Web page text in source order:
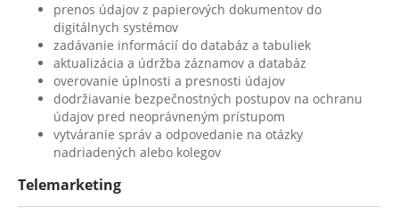
prenos údajov z papierových dokumentov do
digitálnych systémov
zadávanie informácií do databáz a tabuliek
aktualizácia a údržba záznamov a databáz
overovanie úplnosti a presnosti údajov
dodržiavanie bezpečnostných postupov na ochranu
údajov pred neoprávneným prístupom
vytváranie správ a odpovedanie na otázky
nadriadených alebo kolegov
Telemarketing